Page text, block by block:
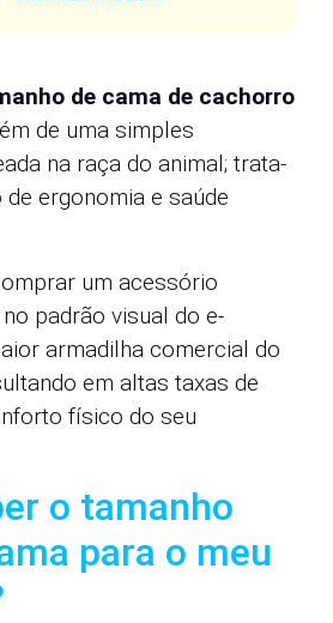
de cama de cachorro
de uma simples
na raça do animal; trata-
ergonomia e saúde
um acessório
padrão visual do e-
armadilha comercial do
em altas taxas de
físico do seu
o tamanho
para o meu